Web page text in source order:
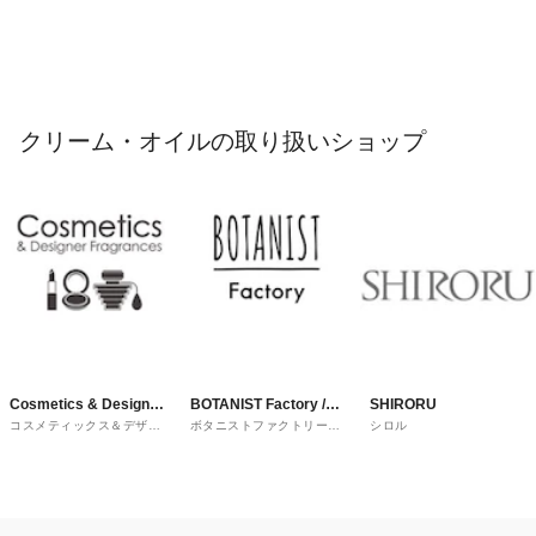
クリーム・オイルの取り扱いショップ
Cosmetics & Designer
Fragrances
コスメティックス＆デザイ
BOTANIST Factory /
and Habit
ボタニストファクトリーア
SHIRORU
シロル